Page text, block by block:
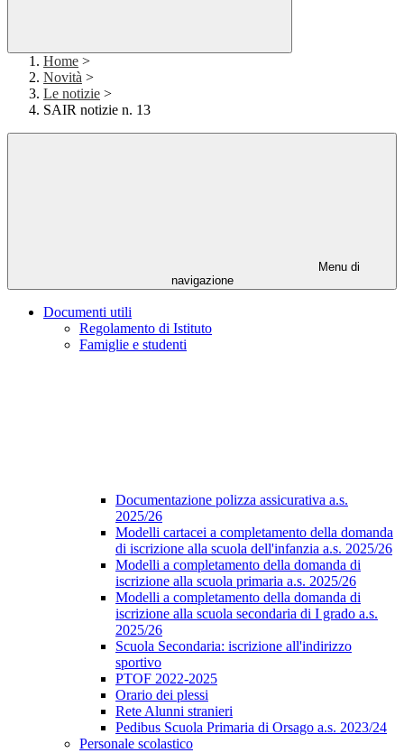
Home >
Novità >
Le notizie >
SAIR notizie n. 13
Menu di
navigazione
Documenti utili
Regolamento di Istituto
Famiglie e studenti
Documentazione polizza assicurativa a.s.
2025/26
Modelli cartacei a completamento della domanda
di iscrizione alla scuola dell'infanzia a.s. 2025/26
Modelli a completamento della domanda di
iscrizione alla scuola primaria a.s. 2025/26
Modelli a completamento della domanda di
iscrizione alla scuola secondaria di I grado a.s.
2025/26
Scuola Secondaria: iscrizione all'indirizzo
sportivo
PTOF 2022-2025
Orario dei plessi
Rete Alunni stranieri
Pedibus Scuola Primaria di Orsago a.s. 2023/24
Personale scolastico